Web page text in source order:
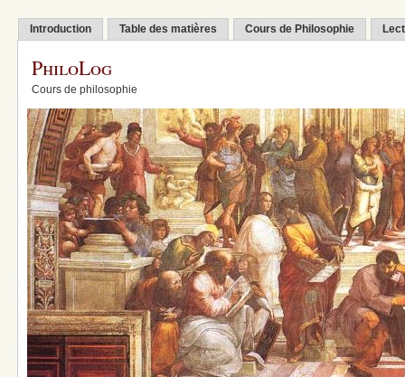
Introduction Table des matières Cours de Philosophie
PhiloLog
Cours de philosophie